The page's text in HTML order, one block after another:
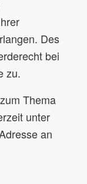
Des
bei
zu.
Thema
unter
an